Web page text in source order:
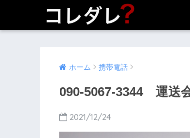
ホーム 携帯電話
090-5067-3344 運送
2021/12/24